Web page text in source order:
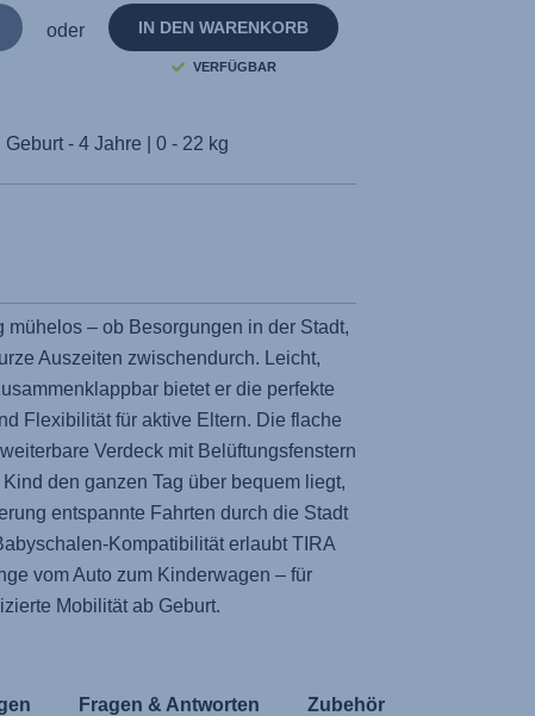
IN DEN WARENKORB
VERFÜGBAR
oder
Geburt - 4 Jahre | 0 - 22 kg
mühelos – ob Besorgungen in der Stadt,
Auszeiten zwischendurch. Leicht,
bietet er die perfekte
Flexibilität für aktive Eltern. Die flache
Verdeck mit Belüftungsfenstern
den ganzen Tag über bequem liegt,
entspannte Fahrten durch die Stadt
Kompatibilität erlaubt TIRA
vom Auto zum Kinderwagen – für
Mobilität ab Geburt.
Fragen & Antworten Zubehör